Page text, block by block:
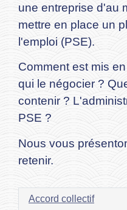
une entreprise d'au
mettre en place un
l'emploi (PSE).
Comment est mis
qui le négocier ?
contenir ?
PSE ?
Nous vous
retenir.
Accord collectif